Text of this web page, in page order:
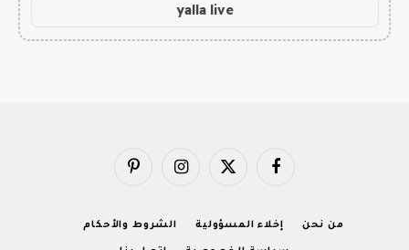
yalla live
فيسبوك X
الانستغرامبينتيريست
من نحن إخلاء المسؤولية الشروط والأحكام